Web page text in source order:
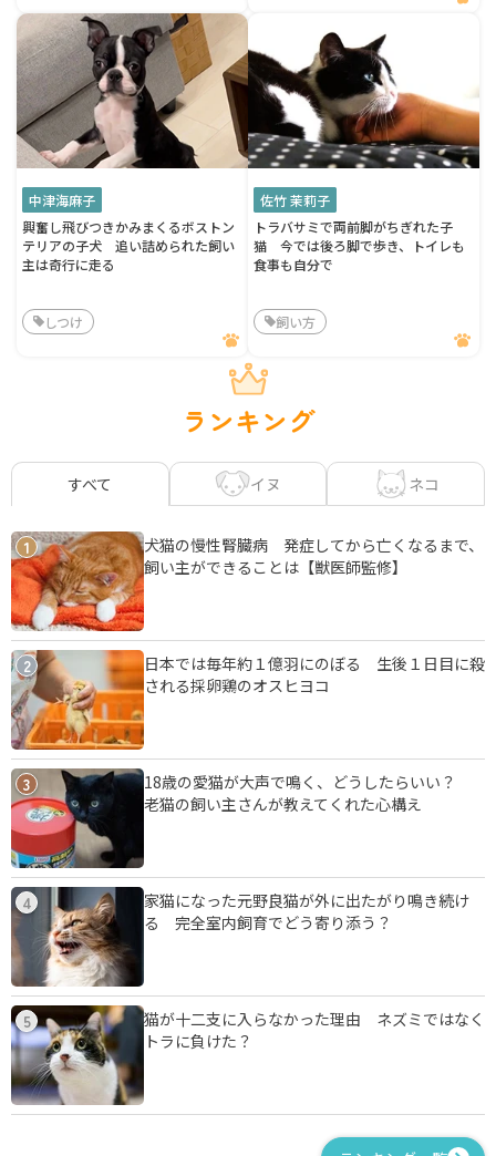
中津海麻子
興奮し飛びつきかみまくるボストン
テリアの子犬 追い詰められた飼い
主は奇行に走る
しつけ
佐竹 茉莉子
トラバサミで両前脚がちぎれた子
猫 今では後ろ脚で歩き、トイレも
食事も自分で
飼い方
ランキング
すべて イヌ ネコ
1
犬猫の慢性腎臓病 発症してから亡くなるまで、
飼い主ができることは【獣医師監修】
2
日本では毎年約１億羽にのぼる 生後１日目に殺
される採卵鶏のオスヒヨコ
3
18歳の愛猫が大声で鳴く、どうしたらいい？
老猫の飼い主さんが教えてくれた心構え
4
家猫になった元野良猫が外に出たがり鳴き続け
る 完全室内飼育でどう寄り添う？
5
猫が十二支に入らなかった理由 ネズミではなく
トラに負けた？